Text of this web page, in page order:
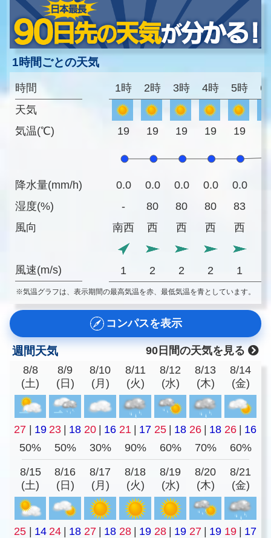
1時間ごとの天気
時間
天気
気温(℃)
降水量(mm/h)
湿度(%)
風向
風速(m/s)
1時 2時 3時 4時 5時 6
19 19 19 19 19
0.0 0.0 0.0 0.0 0.0
-
80 80 80 83
南西
西 西 西 西
1 2 2 2 1
※気温グラフは、表示期間の最高気温を赤、最低気温を青としています。
コンパスを表示
週間天気
90日間の天気を見る
8/8
(土)
8/9
(日)
8/10
(月)
8/11
(火)
8/12
(水)
8/13
(木)
8/14
(金)
27 | 19 23 | 18 20 | 16 21 | 17 25 | 18 26 | 18 26 | 16
50%
50% 30% 90% 60% 70% 60%
8/15
(土)
8/16
(日)
8/17
(月)
8/18
(火)
8/19
(水)
8/20
(木)
8/21
(金)
25 | 14 24 | 18 27 | 18 28 | 19 28 | 19 27 | 19 19 | 17